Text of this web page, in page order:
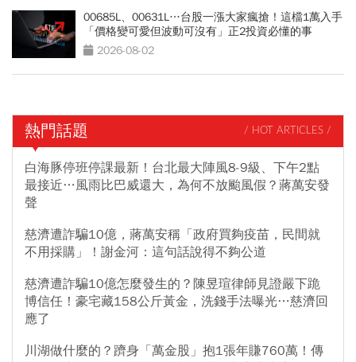
00685L、00631L…台股一漲大家瘋搶！這檔1萬入手
「價格變可愛但波動可沒有」正2投資必懂的事
2026-08-02
熱門話題 / HOT ARTICLES /
白海豚停班停課最新！台北最大陣風8-9級、下午2點
最接近…風雨比巴威還大，為何不放颱風假？蔣萬安發
聲
慈濟遭詐騙10億，蔣萬安稱「政府買夠疫苗，民間就
不用採購」！謝金河：這句話說得不夠公道
慈濟遭詐騙10億怎麼發生的？陳昱瑄律師見證嚴下跪
博信任！豪宅藏158公斤黃金，洗錢手法曝光…慈濟回
應了
川湖做什麼的？躋身「萬金股」抱1張年賺760萬！傳